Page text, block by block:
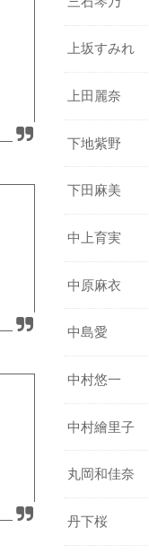
上坂すみれ
上田麗奈
下地紫野
下田麻美
中上育実
中原麻衣
中島愛
中村悠一
中村繪里子
丸岡和佳奈
丹下桜